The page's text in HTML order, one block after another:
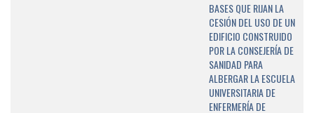
BASES QUE RIJAN LA
CESIÓN DEL USO DE UN
EDIFICIO CONSTRUIDO
POR LA CONSEJERÍA DE
SANIDAD PARA
ALBERGAR LA ESCUELA
UNIVERSITARIA DE
ENFERMERÍA DE